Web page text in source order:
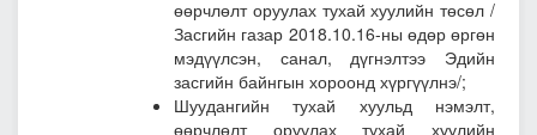
өөрчлөлт оруулах тухай хуулийн төсөл /
Засгийн газар 2018.10.16-ны өдөр өргөн
мэдүүлсэн, санал, дүгнэлтээ Эдийн
засгийн байнгын хороонд хүргүүлнэ/;
Шуудангийн тухай хуульд нэмэлт,
өөрчлөлт оруулах тухай хуулийн